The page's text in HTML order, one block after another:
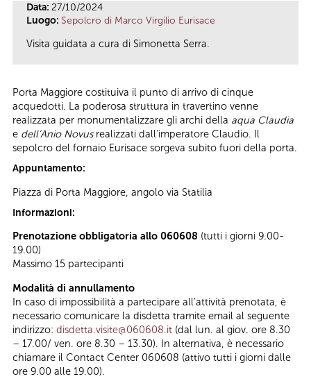
Data: 27/10/2024
Luogo: Sepolcro di Marco Virgilio Eurisace
Visita guidata a cura di Simonetta Serra.
Porta Maggiore costituiva il punto di arrivo di cinque
acquedotti. La poderosa struttura in travertino venne
realizzata per monumentalizzare gli archi della aqua Claudia
e dell’Anio Novusrealizzati dall’imperatore Claudio. Il
sepolcro del fornaio Eurisace sorgeva subito fuori della porta.
Appuntamento:
Piazza di Porta Maggiore, angolo via Statilia
Informazioni:
Prenotazione obbligatoria allo 060608 (tutti i giorni 9.00-
19.00)
Massimo 15 partecipanti
Modalità di annullamento
In caso di impossibilità a partecipare all’attività prenotata, è
necessario comunicare la disdetta tramite email al seguente
indirizzo: disdetta.visite@060608.it (dal lun. al giov. ore 8.30
– 17.00/ ven. ore 8.30 – 13.30). In alternativa, è necessario
chiamare il Contact Center 060608 (attivo tutti i giorni dalle
ore 9.00 alle 19.00).